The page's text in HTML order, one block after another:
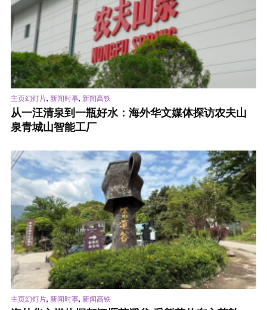
主页幻灯片, 新闻时事, 新闻高铁
从一汪清泉到一瓶好水：海外华文媒体探访农夫山
泉青城山智能工厂
主页幻灯片, 新闻时事, 新闻高铁